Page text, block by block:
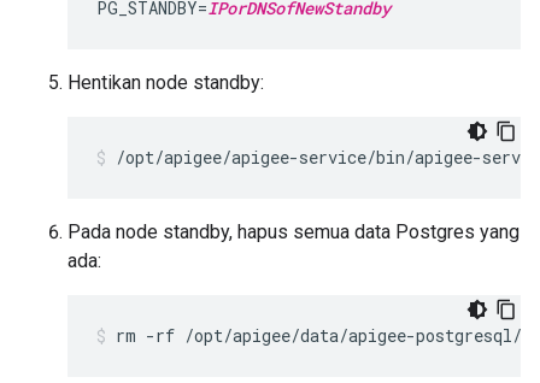
PG_STANDBY=IPorDNSofNewStandby
Hentikan node standby:
/opt/apigee/apigee-service/bin/apigee-
Pada node standby, hapus semua data Postgres yang
ada:
rm -rf /opt/apigee/data/apigee-postgresql/